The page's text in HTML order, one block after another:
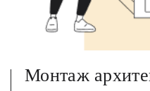
Монтаж